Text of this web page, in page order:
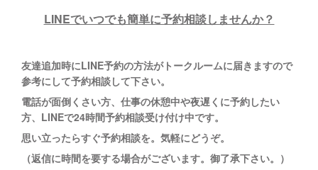
LINEでいつでも簡単に予約相談しませんか？
友達追加時にLINE予約の方法がトークルームに届きますので
参考にして予約相談して下さい。
電話が面倒くさい方、仕事の休憩中や夜遅くに予約したい
方、LINEで24時間予約相談受け付け中です。
思い立ったらすぐ予約相談を。 気軽にどうぞ。
（返信に時間を要する場合がございます。御了承下さい。）